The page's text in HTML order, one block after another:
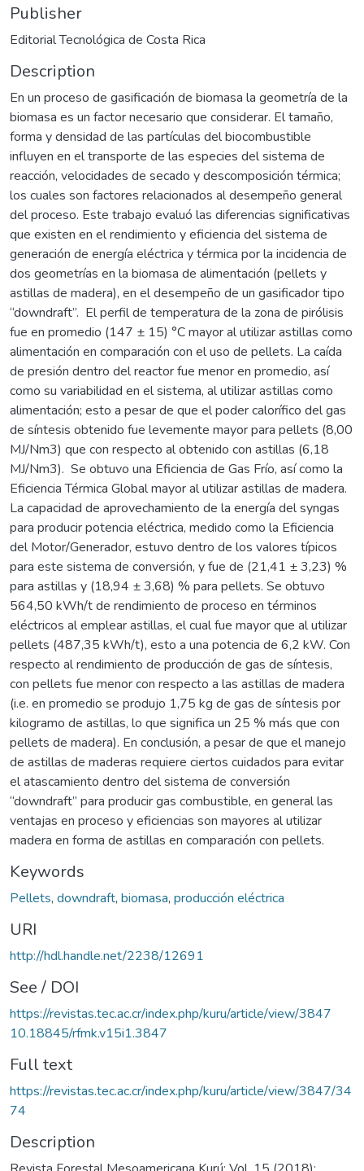
Publisher
Editorial Tecnológica de Costa Rica
Description
En un proceso de gasificación de biomasa la geometría de la
biomasa es un factor necesario que considerar. El tamaño,
forma y densidad de las partículas del biocombustible
influyen en el transporte de las especies del sistema de
reacción, velocidades de secado y descomposición térmica;
los cuales son factores relacionados al desempeño general
del proceso. Este trabajo evaluó las diferencias significativas
que existen en el rendimiento y eficiencia del sistema de
generación de energía eléctrica y térmica por la incidencia de
dos geometrías en la biomasa de alimentación (pellets y
astillas de madera), en el desempeño de un gasificador tipo
“downdraft”. El perfil de temperatura de la zona de pirólisis
fue en promedio (147 ± 15) °C mayor al utilizar astillas como
alimentación en comparación con el uso de pellets. La caída
de presión dentro del reactor fue menor en promedio, así
como su variabilidad en el sistema, al utilizar astillas como
alimentación; esto a pesar de que el poder calorífico del gas
de síntesis obtenido fue levemente mayor para pellets (8,00
MJ/Nm3) que con respecto al obtenido con astillas (6,18
MJ/Nm3). Se obtuvo una Eficiencia de Gas Frío, así como la
Eficiencia Térmica Global mayor al utilizar astillas de madera.
La capacidad de aprovechamiento de la energía del syngas
para producir potencia eléctrica, medido como la Eficiencia
del Motor/Generador, estuvo dentro de los valores típicos
para este sistema de conversión, y fue de (21,41 ± 3,23) %
para astillas y (18,94 ± 3,68) % para pellets. Se obtuvo
564,50 kWh/t de rendimiento de proceso en términos
eléctricos al emplear astillas, el cual fue mayor que al utilizar
pellets (487,35 kWh/t), esto a una potencia de 6,2 kW. Con
respecto al rendimiento de producción de gas de síntesis,
con pellets fue menor con respecto a las astillas de madera
(i.e. en promedio se produjo 1,75 kg de gas de síntesis por
kilogramo de astillas, lo que significa un 25 % más que con
pellets de madera). En conclusión, a pesar de que el manejo
de astillas de maderas requiere ciertos cuidados para evitar
el atascamiento dentro del sistema de conversión
“downdraft” para producir gas combustible, en general las
ventajas en proceso y eficiencias son mayores al utilizar
madera en forma de astillas en comparación con pellets.
Keywords
Pellets, downdraft, biomasa, producción eléctrica
URI
http://hdl.handle.net/2238/12691
See / DOI
https://revistas.tec.ac.cr/index.php/kuru/article/view/3847
10.18845/rfmk.v15i1.3847
Full text
https://revistas.tec.ac.cr/index.php/kuru/article/view/3847/34
74
Description